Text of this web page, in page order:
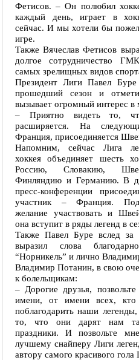
Фетисов. – Он полюбил
каждый день, играет в
сейчас. И мы хотели бы
игре.
Также Вячеслав Фетисов
долгое сотрудничество
самых зрелищных видов
Президент Лиги Павел
прошедший сезон и
вызывает огромный интерес в
– Приятно видеть то,
расширяется. На
Франция, присоединяется
Напомним, сейчас Лига
хоккея объединяет шесть
Россию, Словакию,
Финляндию и Германию. В
пресс-конференции
участник – Франция.
желание участвовать и
она вступит в ряды легенд в
Также Павел Буре вслед за
выразил слова
“Норникель” и лично
Владимир Потанин, в свою
к болельщикам:
– Дорогие друзья,
имени, от имени всех, кто
поблагодарить наши
то, что они дарят нам
праздники. И позвольте
лучшему снайперу Лиги
автору самого красивого